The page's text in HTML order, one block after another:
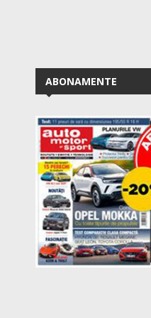
ABONAMENTE